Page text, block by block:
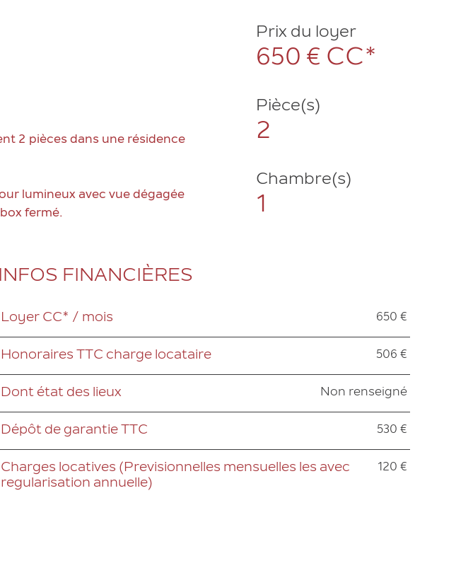
2 pièces dans une résidence
lumineux avec vue dégagée
fermé.
Prix du loyer
650 € CC*
Pièce(s)
2
Chambre(s)
1
INFOS FINANCIÈRES
Caractéristiques Valeurs
Loyer CC* / mois 650 €
Honoraires TTC charge locataire 506 €
Dont état des lieux Non renseigné
Dépôt de garantie TTC 530 €
Charges locatives (Previsionnelles mensuelles les avec
regularisation annuelle)
120 €